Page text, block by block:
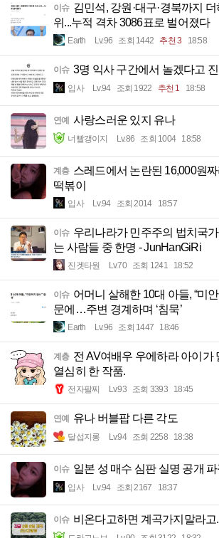
이슈 김민석, 강원·대구·경북까지
위...누적 격차 3086표로 벌어졌다
Earth Lv.96 조회 1442 추천 3 18:58
이슈 3명 익사 구간에서 놀겠다고
입사 Lv.94 조회 1922 추천 1 18:58
연예 사랑스러운 있지 유나
너빨갱이지 Lv.86 조회 1004 18:58
계층 스레드에서 논란된 16,000원
떡볶이
입사 Lv.94 조회 2014 18:57
이슈 우리나라가 민주주의 법치국
는 사람들 중 한명 - JunHanGiRi
진겟타원 Lv.70 조회 1241 18:52
이슈 어머니 살해한 10대 아들, “미
문에…주변 경계하며 ‘침묵’
Earth Lv.96 조회 1447 18:46
계층 전 AV여배우 우에하라 아이가
열심히 한 작품.
전자팔찌 Lv.93 조회 3393 18:45
연예 유나 버블팝 다른 각도
달섭지롱 Lv.94 조회 2258 18:38
이슈 일본 성 매수 심판 실명 공개
입사 Lv.94 조회 2167 18:37
이슈 비온다고하면 계곡가지말라고